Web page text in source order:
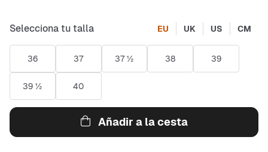
Selecciona tu talla EU UK US CM
36 37 37 ½ 38 39
39 ½ 40
Añadir a la cesta